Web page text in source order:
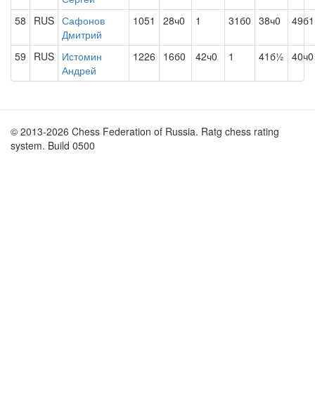
58 RUS Сафонов
Дмитрий
1051 28ч0 1 31б0 38ч0 49б1
59 RUS Истомин
Андрей
1226 16б0 42ч0 1 41б½ 40ч0
© 2013-2026 Chess Federation of Russia. Ratg chess rating
system. Build 0500